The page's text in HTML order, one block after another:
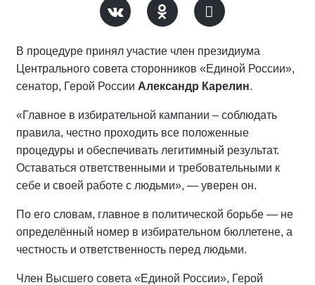
В процедуре принял участие член президиума
Центрального совета сторонников «Единой России»,
сенатор, Герой России Александр Карелин.
«Главное в избирательной кампании – соблюдать
правила, честно проходить все положенные
процедуры и обеспечивать легитимный результат.
Оставаться ответственными и требовательными к
себе и своей работе с людьми», — уверен он.
По его словам, главное в политической борьбе — не
определённый номер в избирательном бюллетене, а
честность и ответственность перед людьми.
Член Высшего совета «Единой России», Герой